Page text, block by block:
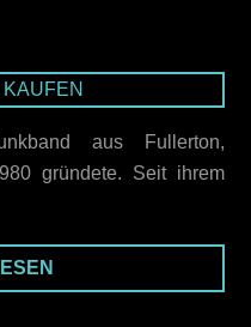
aus Fullerton,
gründete. Seit ihrem